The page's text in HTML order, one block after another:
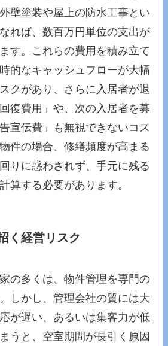
壁塗装や屋上の防水工事とい
れば、数百万円単位の支出が
す。これらの費用を積み立て
的なキャッシュフローが大幅
クがあり、さらに入居者が退
復費用」や、次の入居者を募
宣伝費」も無視できないコス
件の場合、修繕頻度が高まる
りに惑わされず、手元に残る
算する必要があります。
く経営リスク
の多くは、物件管理を専門の
しかし、管理会社の質には大
が遅い、あるいは集客力が低
うと、空室期間が長引く原因